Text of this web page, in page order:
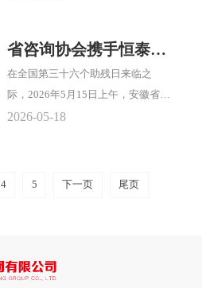
议采用线上与线下相结合的方式进
行。集团公司总经理夏彬出席了本
次会议，集团公司副总经理郭世
杰、各职能部门、业务公司（院）
由监理公司总经理周露主持。
省咨询协会携手恒泰咨
询集团为特殊儿童送上
温暖
在全国第三十六个助残日来临之
际，2026年5月15日上午，安徽省工
程咨询协会功能性党支部携手恒泰
怀与温暖。这也是恒泰咨询集团连
2026-05-18
4 5 下一页 尾页